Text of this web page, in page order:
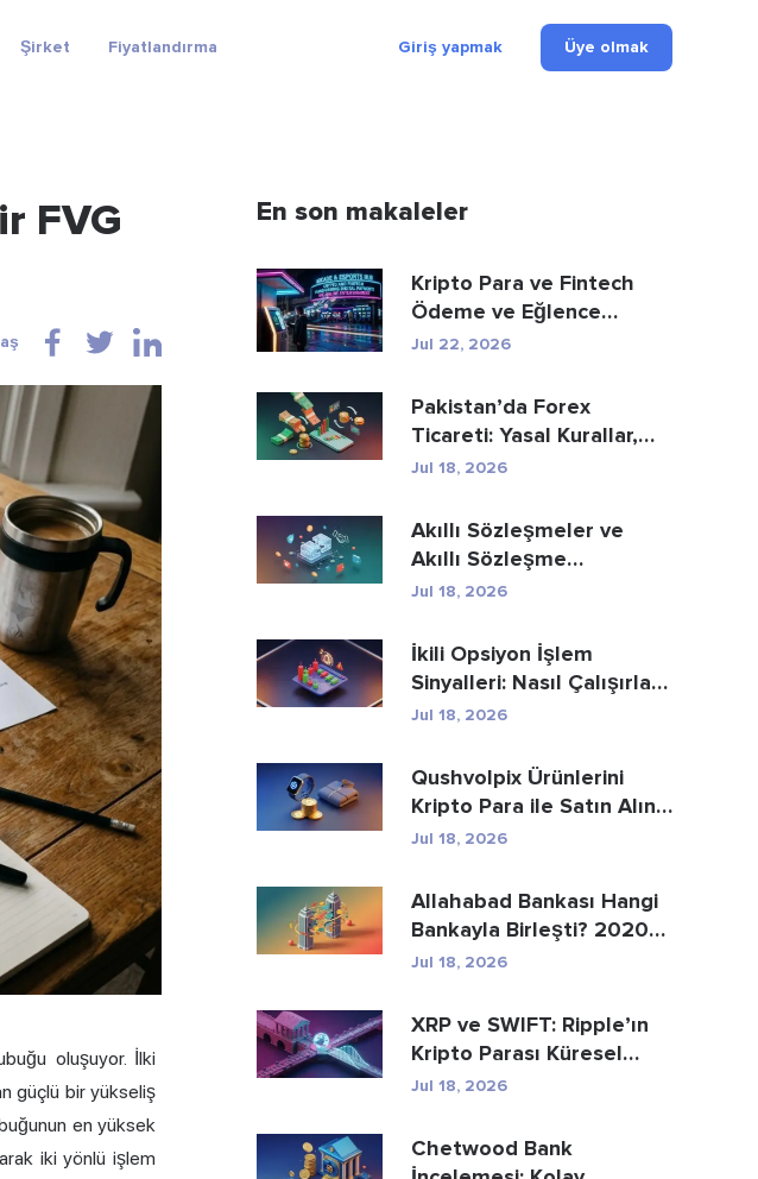
Şirket Fiyatlandırma Giriş yapmak Üye olmak
FVG
oluşuyor. İlki
güçlü bir yükseliş
en yüksek
iki yönlü işlem
En son makaleler
Kripto Para ve Fintech
Ödeme ve Eğlence
Sektörünü Nasıl Yeni...
Jul 22, 2026
Pakistan’da Forex
Ticareti: Yasal Kurallar,
Aracı Kurumlar, Tic...
Jul 18, 2026
Akıllı Sözleşmeler ve
Akıllı Sözleşme
Geliştirme Hizmetle...
Jul 18, 2026
İkili Opsiyon İşlem
Sinyalleri: Nasıl Çalışırlar
ve Riskle...
Jul 18, 2026
Qushvolpix Ürünlerini
Kripto Para ile Satın Alın:
Bitcoin, Öd...
Jul 18, 2026
Allahabad Bankası Hangi
Bankayla Birleşti? 2020
Yılı Haberinin...
Jul 18, 2026
XRP ve SWIFT: Ripple’ın
Kripto Parası Küresel
Ödemelerin Yer...
Jul 18, 2026
Chetwood Bank